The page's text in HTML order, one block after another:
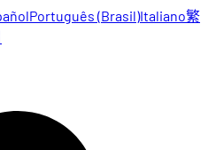
Português (Brasil)Italiano繁